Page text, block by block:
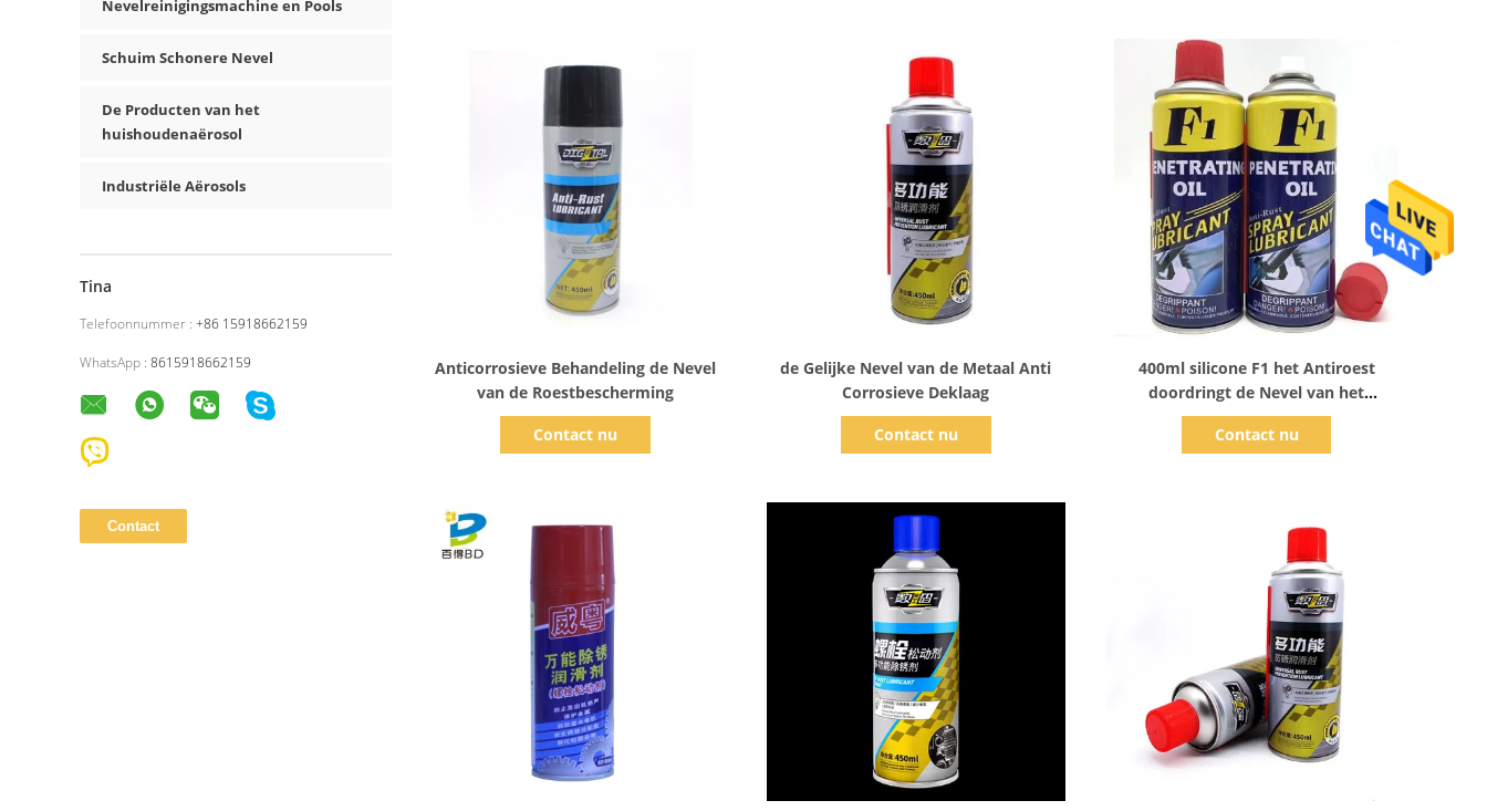
Nevelreinigingsmachine en Pools
Schuim Schonere Nevel
De Producten van het
huishoudenaërosol
Industriële Aërosols
Tina
Telefoonnummer : +86 15918662159
WhatsApp : 8615918662159
Anticorrosieve Behandeling de Nevel
van de Roestbescherming
Contact nu
de Gelijke Nevel van de Metaal Anti
Corrosieve Deklaag
Contact nu
400ml silicone F1 het Antiroest
doordringt de Nevel van het
Oliesmeermiddel
Contact nu